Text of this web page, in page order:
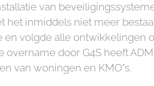
van
inmiddels niet meer
en volgde alle ontwikkelingen
door G4S heeft
van woningen en KMO"s.